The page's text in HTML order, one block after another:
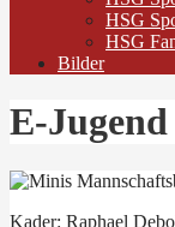
HSG
HSG
Bilder
E-
Kader: Raphael